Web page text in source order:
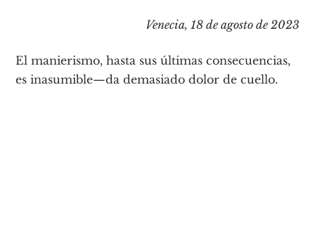
Venecia, 18 de agosto de 2023
El manierismo, hasta sus últimas consecuencias,
es inasumible—da demasiado dolor de cuello.